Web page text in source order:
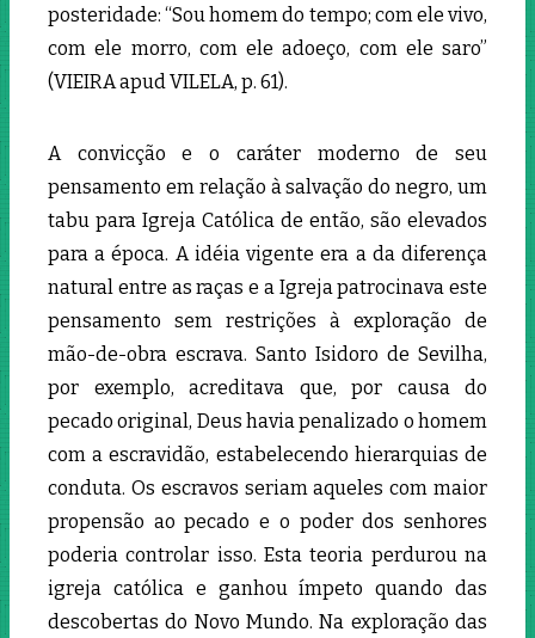
posteridade: “Sou homem do tempo; com ele vivo,
com ele morro, com ele adoeço, com ele saro”
(VIEIRA apud VILELA, p. 61).
A convicção e o caráter moderno de seu
pensamento em relação à salvação do negro, um
tabu para Igreja Católica de então, são elevados
para a época. A idéia vigente era a da diferença
natural entre as raças e a Igreja patrocinava este
pensamento sem restrições à exploração de
mão-de-obra escrava. Santo Isidoro de Sevilha,
por exemplo, acreditava que, por causa do
pecado original, Deus havia penalizado o homem
com a escravidão, estabelecendo hierarquias de
conduta. Os escravos seriam aqueles com maior
propensão ao pecado e o poder dos senhores
poderia controlar isso. Esta teoria perdurou na
igreja católica e ganhou ímpeto quando das
descobertas do Novo Mundo. Na exploração das